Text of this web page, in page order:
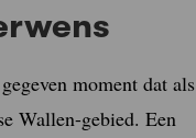
moment dat als
Wallen-gebied. Een